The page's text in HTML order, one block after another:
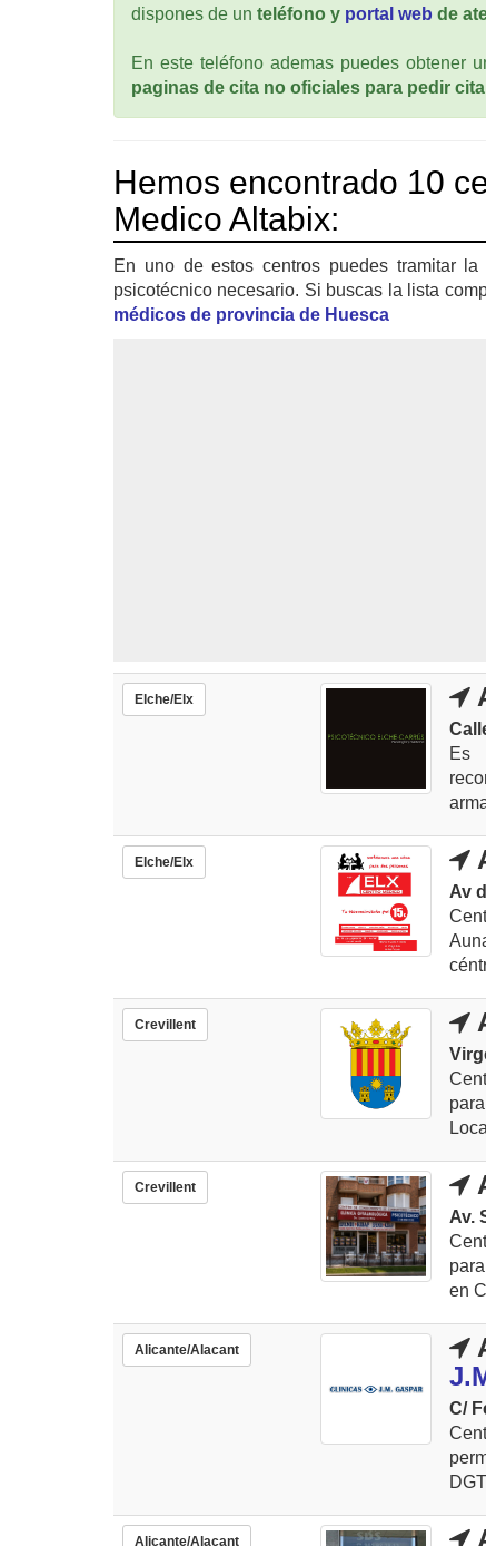
dispones de un teléfono y portal web de
En este teléfono ademas puedes obtener
paginas de cita no oficiales para pedir cita
Hemos encontrado 10
Medico Altabix:
En uno de estos centros puedes tramitar
psicotécnico necesario. Si buscas la lista
médicos de provincia de Huesca
Elche/Elx
Es
Elche/Elx
Av
Crevillent
Crevillent
Av.
en
Alicante/Alacant
C/
Alicante/Alacant